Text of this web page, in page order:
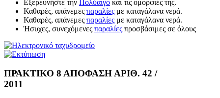
Εξερευνήστε την Πολύαιγο και τις ομορφιές της.
Καθαρές, απάνεμες παραλίες με καταγάλανα νερά.
Καθαρές, απάνεμες παραλίες με καταγάλανα νερά.
Ήσυχες, συνεχόμενες παραλίες προσβάσιμες σε όλους
ΠΡΑΚΤΙΚΟ 8 ΑΠΟΦΑΣΗ ΑΡΙΘ. 42 /
2011